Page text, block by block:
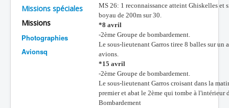
Les As
Cahiers des As
Missions spéciales
Missions
Photographies
Avionsq
MS 26: 1 reconnaissance atteint Ghiskelles et
boyau de 200m sur 30.
*8 avril
-2ème Groupe de bombardement.
Le sous-lieutenant Garros tiree 8 balles sur un
avions.
*15 avril
-2ème Groupe de bombardement.
Le sous-lieutenant Garros croisant dans la
premier et abat le 2ème qui tombe à l'intérieur
Bombardement